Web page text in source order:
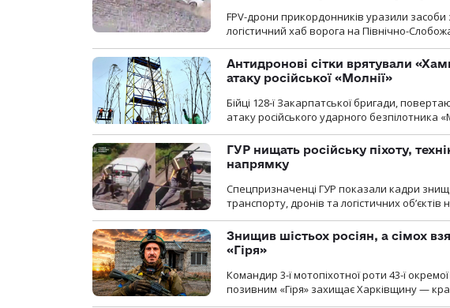
FPV-дрони прикордонників уразили засоби
логістичний хаб ворога на Північно-
Антидронові сітки врятували
атаку російської «Молнії»
Бійці 128-ї Закарпатської бригади,
атаку російського ударного безпілотника
ГУР нищать російську піхоту,
напрямку
Спецпризначенці ГУР показали кадри
транспорту, дронів та логістичних об’єктів
Знищив шістьох росіян, а сімох
«Гіря»
Командир 3-ї мотопіхотної роти 43-ї
позивним «Гіря» захищає Харківщину —